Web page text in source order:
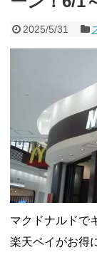
月4日
ャンペーン
ドコモの銀
山分けキャ
デジタルギ
1日
PayPayポイ
法 2026年8
Vポイント
V NEOBANK
月から 2026
ドットマネ
限が8月末ま
【2026年夏
15%増量の
チャージで
2025/5/31
マクドナルドで
楽天ペイがお得